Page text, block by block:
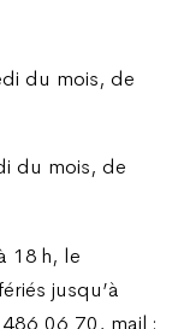
du mois, de
du mois, de
18 h, le
jusqu’à
06 70, mail :